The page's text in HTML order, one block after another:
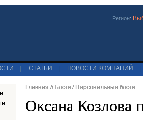
Регион:
СТАТЬИ НОВОСТИ КОМПАНИЙ
Главная // Блоги / Персональные блоги
Оксана Козлова